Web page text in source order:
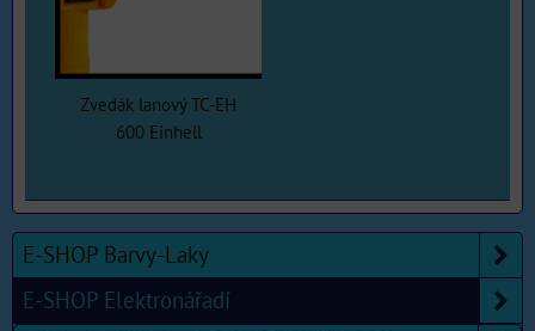
Zvedák lanový TC-EH
600 Einhell
E-SHOP Barvy-Laky
E-SHOP Elektronářadí